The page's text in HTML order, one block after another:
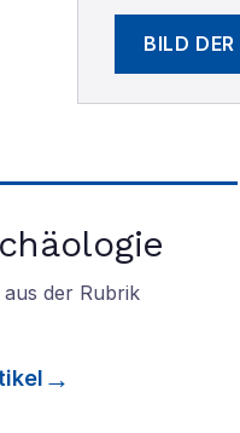
BILD
der Rubrik